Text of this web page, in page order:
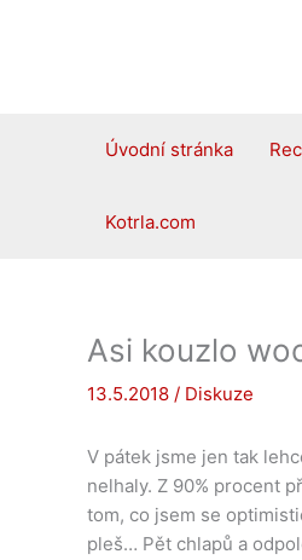
Úvodní stránka
Kotrla.com
Asi kouzlo
13.5.2018 / Diskuze
V pátek jsme jen tak
nelhaly. Z 90% procent
tom, co jsem se
pleš… Pět chlapů a